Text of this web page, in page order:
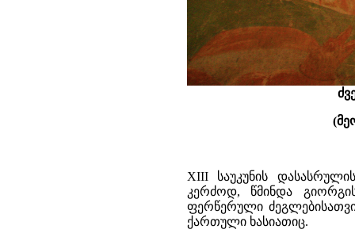
XIII საუკუნის
კერძოდ, წმინდა
ფერწერული
ქართული ხასიათიც.